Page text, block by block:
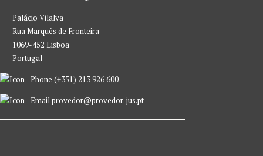
Palácio Vilalva
Rua Marquês de Fronteira
1069-452 Lisboa
Portugal
(+351) 213 926 600
provedor@provedor-jus.pt